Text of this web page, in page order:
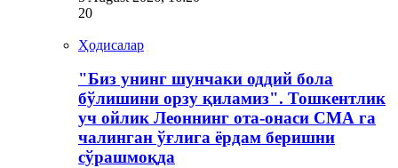
20
Ҳодисалар
"Биз унинг шунчаки оддий бола
бўлишини орзу қиламиз". Тошкентлик
уч ойлик Леоннинг ота-онаси СМА га
чалинган ўғлига ёрдам беришни
сўрашмоқда